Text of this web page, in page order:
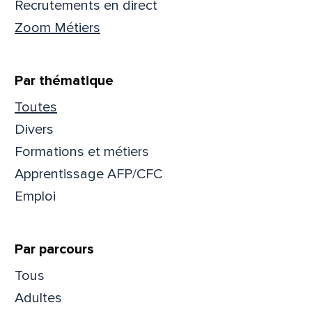
Recrutements en direct
Zoom Métiers
Par thématique
Toutes
Divers
Formations et métiers
Apprentissage AFP/CFC
Emploi
Par parcours
Tous
Adultes